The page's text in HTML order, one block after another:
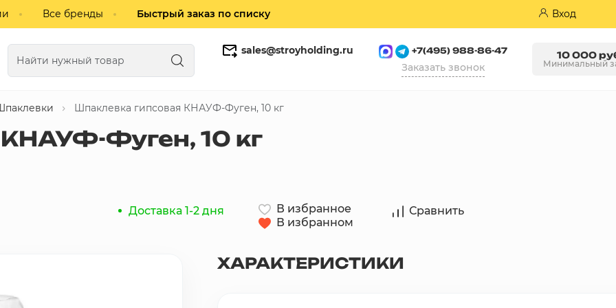
Все бренды Быстрый заказ по списку Вход
sales@stroyholding.ru +7(495) 988-86-47
Заказать звонок
10 000
Минимальный
Кирпич
Шпаклевка гипсовая КНАУФ-Фуген, 10 кг
Фуген, 10 кг
Доставка 1-2 дня
В избранное
В избранном
Сравнить
ХАРАКТЕРИСТИКИ